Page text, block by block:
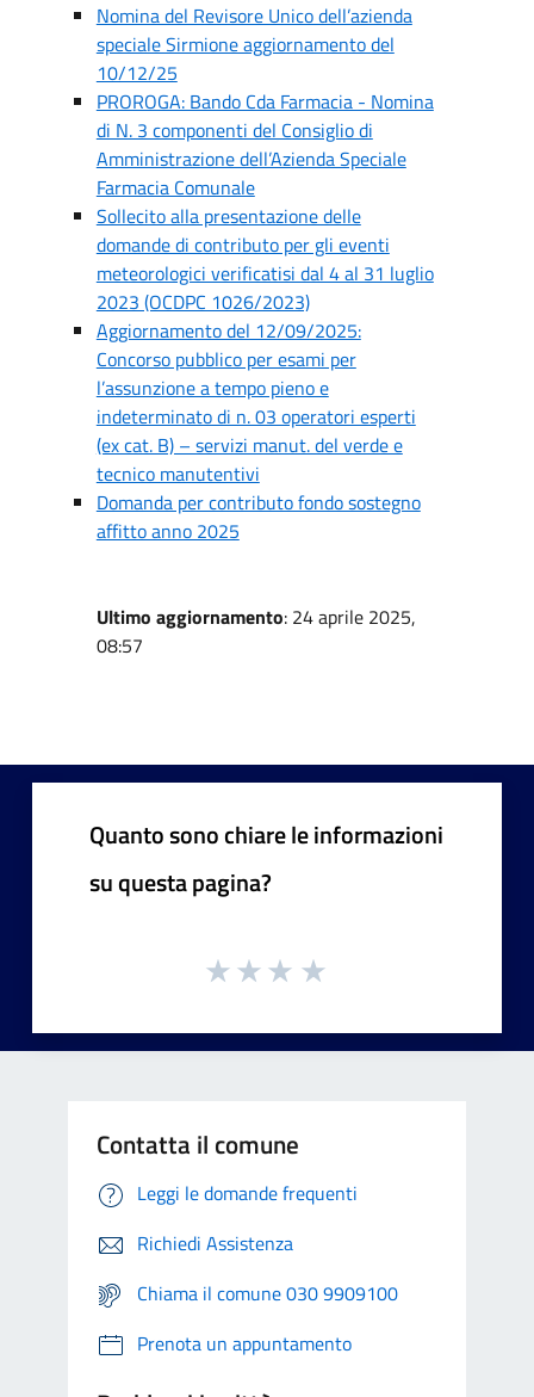
Nomina del Revisore Unico dell’azienda
speciale Sirmione aggiornamento del
10/12/25
PROROGA: Bando Cda Farmacia - Nomina
di N. 3 componenti del Consiglio di
Amministrazione dell’Azienda Speciale
Farmacia Comunale
Sollecito alla presentazione delle
domande di contributo per gli eventi
meteorologici verificatisi dal 4 al 31 luglio
2023 (OCDPC 1026/2023)
Aggiornamento del 12/09/2025:
Concorso pubblico per esami per
l’assunzione a tempo pieno e
indeterminato di n. 03 operatori esperti
(ex cat. B) – servizi manut. del verde e
tecnico manutentivi
Domanda per contributo fondo sostegno
affitto anno 2025
Ultimo aggiornamento: 24 aprile 2025,
08:57
Quanto sono chiare le informazioni
su questa pagina?
Contatta il comune
Leggi le domande frequenti
Richiedi Assistenza
Chiama il comune 030 9909100
Prenota un appuntamento